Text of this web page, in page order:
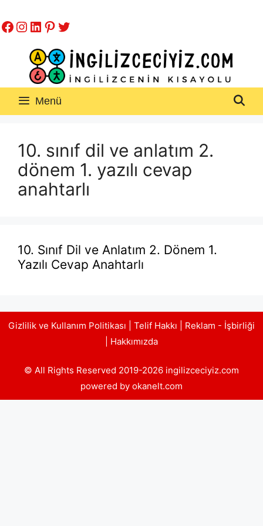
atla
Facebook
Instagram
LinkedIn
Pinterest
Twitter
Menü
10. sınıf dil ve anlatım 2.
dönem 1. yazılı cevap
anahtarlı
10. Sınıf Dil ve Anlatım 2. Dönem 1.
Yazılı Cevap Anahtarlı
Gizlilik ve Kullanım Politikası Telif Hakkı
Reklam - İşbirliği
Hakkımızda
© All Rights Reserved 2019-2026 ingilizceciyiz.com
powered by okanelt.com